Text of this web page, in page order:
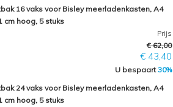
16 vaks voor Bisley meerladenkasten, A4
cm hoog, 5 stuks
Prijs
€ 62,00
€ 43,40
U bespaart30%
24 vaks voor Bisley meerladenkasten, A4
cm hoog, 5 stuks